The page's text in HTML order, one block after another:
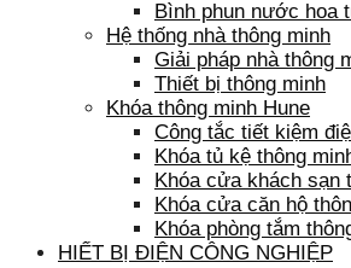
Bình phun nước hoa
Hệ thống nhà thông minh
Giải pháp nhà thông
Thiết bị thông minh
Khóa thông minh Hune
Công tắc tiết kiệm
Khóa tủ kệ thông
Khóa cửa khách sạn
Khóa cửa căn hộ
Khóa phòng tắm
HIẾT BỊ ĐIỆN CÔNG NGHIỆP